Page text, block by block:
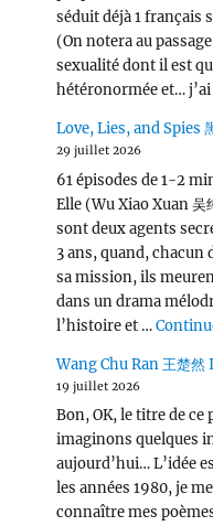
séduit déjà 1 français
(On notera au
sexualité dont il est
hétéronormée et…
Love, Lies, and Spies
29 juillet 2026
61 épisodes de 1-2
Elle (Wu Xiao Xuan
sont deux agents
3 ans, quand, chacun
sa mission, ils
dans un drama
l’histoire et …
Wang Chu Ran 王楚然
19 juillet 2026
Bon, OK, le titre de
imaginons quelques
aujourd’hui… L’idée
les années 1980, je
connaître mes